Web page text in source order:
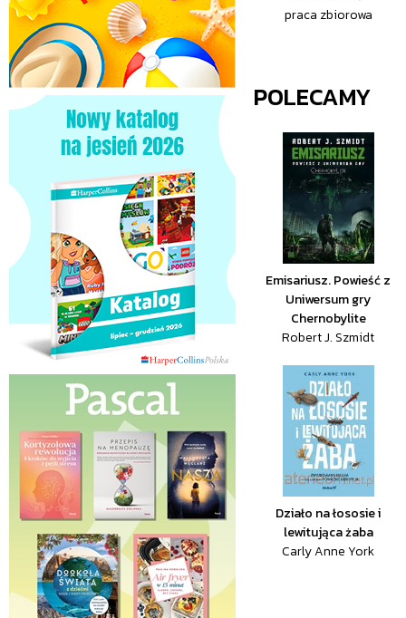
praca zbiorowa
POLECAMY
Emisariusz. Powieść z
Uniwersum gry
Chernobylite
Robert J. Szmidt
Działo na łososie i
lewitująca żaba
Carly Anne York